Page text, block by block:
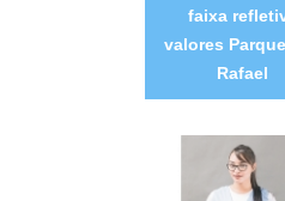
faixa
valores
Rafael